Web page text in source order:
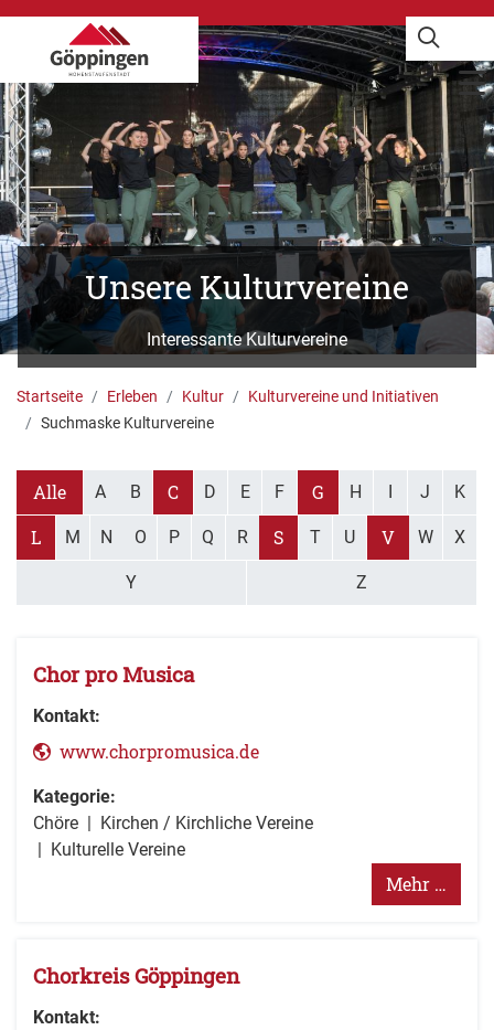
G. Carlucci
Unsere Kulturvereine
Interessante Kulturvereine
Startseite Erleben Kultur
Kulturvereine und Initiativen
Suchmaske Kulturvereine
Alle A B C D E F G H I J K
L M N O P Q R S T U V W X
Y Z
Chor pro Musica
Kontakt:
www.chorpromusica.de
Kategorie:
Chöre
Kirchen / Kirchliche Vereine
Kulturelle Vereine
Mehr …
Chorkreis Göppingen
Kontakt: